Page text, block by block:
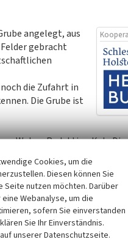
angelegt, aus
gebracht
die Zufahrt in
Die Grube ist
Weber, Redaktion
Cookies, um die
Diesen können Sie
nutzen möchten. Darüber
Webanalyse, um die
sofern Sie einverstanden
Sie Ihr Einverständnis.
unserer Datenschutzseite.